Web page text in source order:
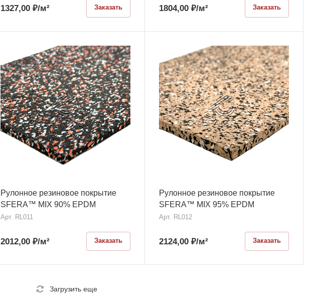
1327,00 ₽/м² Заказать 1804,00 ₽/м² Заказать
Рулонное резиновое покрытие
SFERA™ MIX 90% EPDM
Арт. RL011
2012,00 ₽/м² Заказать
Рулонное резиновое покрытие
SFERA™ MIX 95% EPDM
Арт. RL012
2124,00 ₽/м² Заказать
Загрузить еще